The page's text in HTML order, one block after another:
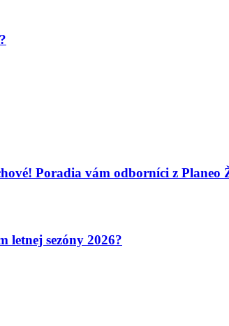
Poradia vám odborníci z Planeo
sezóny 2026?